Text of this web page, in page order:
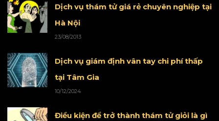
Dịch vụ thám tử giá rẻ chuyên nghiệp tại
Hà Nội
23/08/2013
Dịch vụ giám định vân tay chi phí thấp
tại Tâm Gia
10/12/2024
Điều kiện để trở thành thám tử giỏi là gì